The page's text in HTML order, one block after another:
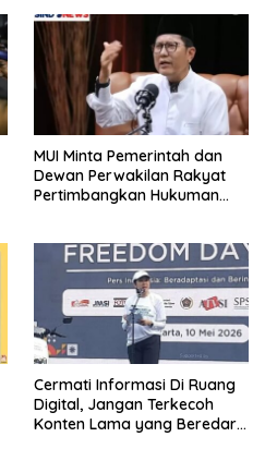
MUI Minta Pemerintah dan
Dewan Perwakilan Rakyat
Pertimbangkan Hukuman
Cermati Informasi Di Ruang
Digital, Jangan Terkecoh
Konten Lama yang Beredar